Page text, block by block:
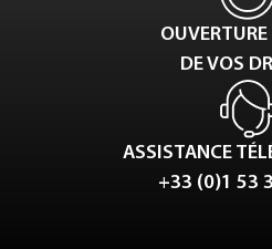
DE VOS
ASSISTANCE
+33 (0)1 53